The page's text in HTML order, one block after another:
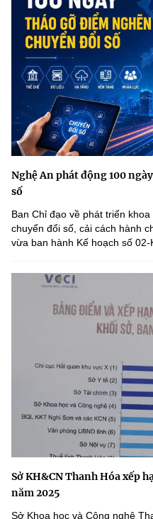
Nghệ An phát động 100
số
Ban Chỉ đạo về phát triển
chuyển đổi số, cải cách hành
vừa ban hành Kế hoạch số 02-
Sở KH&CN Thanh Hóa xếp
năm 2025
Sở Khoa học và Công nghệ